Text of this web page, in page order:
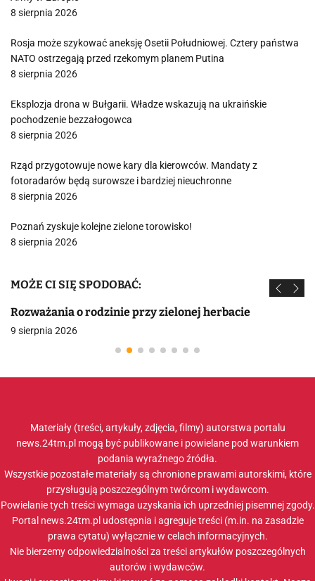
8 sierpnia 2026
Rosja może szykować aneksję Osetii Południowej. Cztery państwa
NATO ostrzegają przed rzekomym planem Putina
8 sierpnia 2026
Eksplozja drona w Bułgarii. Władze wskazują na ukraińskie
pochodzenie bezzałogowca
8 sierpnia 2026
Rząd przygotowuje nowe kary dla kierowców. Mandaty z
fotoradarów będą surowsze i bardziej nieuchronne
8 sierpnia 2026
Poznań zyskuje kolejne zielone torowisko!
8 sierpnia 2026
MOŻE CI SIĘ SPODOBAĆ:
Rozważania o rodzinie przy zielonej herbacie
9 sierpnia 2026
Materiały (treści, artykuły, zdjęcia, filmy) autorstwa portalu
news.24tm.pl mogą być publikowane i powielane pod warunkiem
podania wyraźnego źródła.
Wszystkie pozostałe materiały są chronione prawami autorskimi, które
przysługują poszczególnym twórcom i wydawcom.
Powielanie tych treści wymaga uzyskania ich uprzedniej pisemnej zgody.
Portal news.24tm.pl udostępnia i agreguje treści (m.in. na zasadzie
prawa cytatu) wyłącznie w celach informacyjnych.
Nie bierzemy odpowiedzialności za treści artykułów poszczególnych
autorów i wydawców.